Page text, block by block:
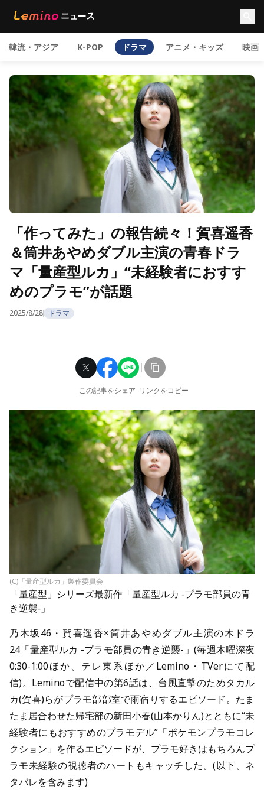
韓流・アジア K-POP ドラマ アニメ・キッズ 映画
「作ってみた」の報告続々！賀喜遥香
＆筒井あやめダブル主演の青春ドラ
マ「量産型ルカ」“未経験者におすす
めのプラモ”が話題
2025/8/28 ドラマ
この記事をシェア リンクをコピー
(C)「量産型ルカ」製作委員会
「量産型」シリーズ最新作「量産型ルカ -プラモ部員の青
き逆襲- 」
乃木坂46・賀喜遥香×筒井あやめダブル主演の木ドラ
24「量産型ルカ -プラモ部員の青き逆襲-」(毎週木曜深夜
0:30-1:00ほか、テレ東系ほか／Lemino・TVerにて配
信)。Leminoで配信中の第6話は、台風直撃のためタカル
カ(賀喜)らがプラモ部部室で雨宿りするエピソード。たま
たま居合わせた帰宅部の新田小春(山本かりん)とともに“未
経験者にもおすすめのプラモデル”「ポケモンプラモコレ
クション」を作るエピソードが、プラモ好きはもちろんプ
ラモ未経験の視聴者のハートもキャッチした。(以下、ネ
タバレを含みます)